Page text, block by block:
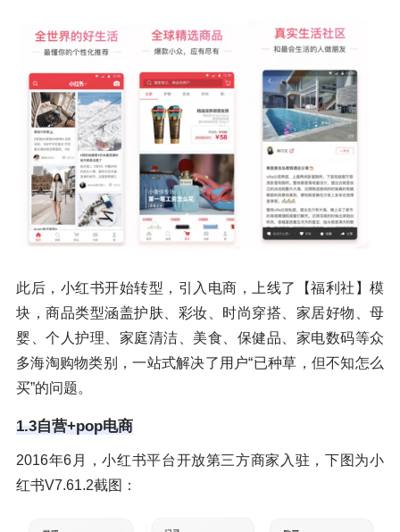
此后，小红书开始转型，引入电商，上线了【福利社】模
块，商品类型涵盖护肤、彩妆、时尚穿搭、家居好物、母
婴、个人护理、家庭清洁、美食、保健品、家电数码等众
多海淘购物类别，一站式解决了用户“已种草，但不知怎么
买”的问题。
1.3自营+pop电商
2016年6月，小红书平台开放第三方商家入驻，下图为小
红书V7.61.2截图：